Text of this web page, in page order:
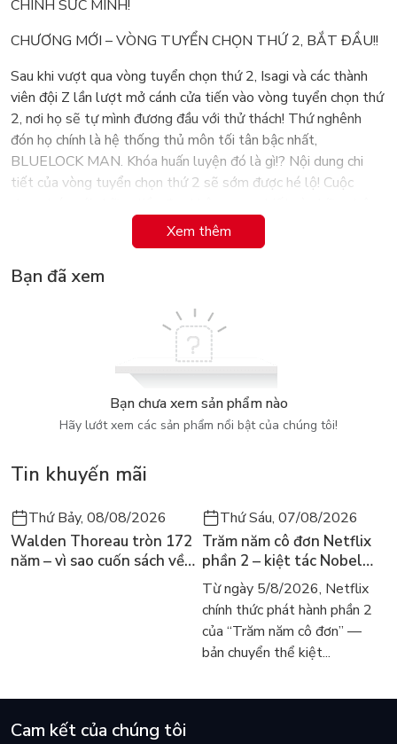
CHÍNH SỨC MÌNH!
CHƯƠNG MỚI – VÒNG TUYỂN CHỌN THỨ 2, BẮT ĐẦU!!
Sau khi vượt qua vòng tuyển chọn thứ 2, Isagi và các thành
viên đội Z lần lượt mở cánh cửa tiến vào vòng tuyển chọn thứ
2, nơi họ sẽ tự mình đương đầu với thử thách! Thứ nghênh
đón họ chính là hệ thống thủ môn tối tân bậc nhất,
BLUELOCK MAN. Khóa huấn luyện đó là gì!? Nội dung chi
tiết của vòng tuyển chọn thứ 2 sẽ sớm được hé lộ! Cuộc
đấu mới với luật lệ bất ngờ đang chờ đợi Isagi!!
KẺ ĐỊCH LẪN ĐỒNG ĐỘI! SÚT BÓNG ĐI!!
“Thể thao, không giống như cuộc sống, có thắng và thua. Tôi
thích nó bởi vì nó tàn nhẫn, dứt khoát và đầy nhiệt huyết. Vừa
nghĩ tới vừa nốc bia trước màn hình ti vi.”
Yusuke Nomura
“Tôi rất thích phim và hoạt hình thể loại hành động gay cấn.
Mong rằng các bạn độc giả cũng xem cuốn truyện này thuộc
thể loại ấy.”
Xem thêm
Bạn đã xem
Bạn chưa xem sản phẩm nào
Hãy lướt xem các sản phẩm nổi bật của chúng tôi!
Tin khuyến mãi
Thứ Bảy, 08/08/2026
Walden Thoreau tròn 172
năm – vì sao cuốn sách về
Thứ Sáu, 07/08/2026
Trăm năm cô đơn Netflix
phần 2 – kiệt tác Nobel
trở lại màn ảnh, dòng
người tìm đọc lại García
Márquez
Từ ngày 5/8/2026, Netflix
chính thức phát hành phần 2
của “Trăm năm cô đơn” —
bản chuyển thể kiệt...
Cam kết của chúng tôi